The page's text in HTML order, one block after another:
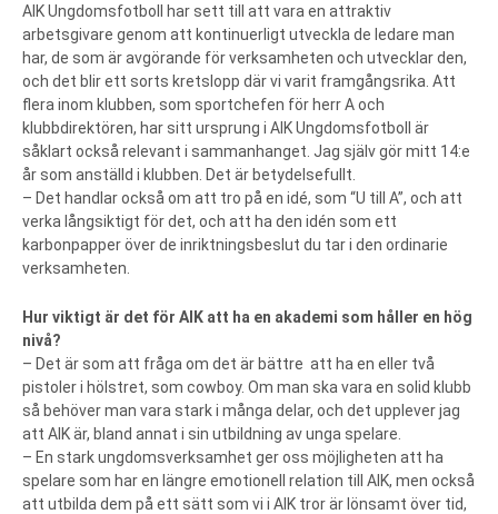
AIK Ungdomsfotboll har sett till att vara en attraktiv
arbetsgivare genom att kontinuerligt utveckla de ledare man
har, de som är avgörande för verksamheten och utvecklar den,
och det blir ett sorts kretslopp där vi varit framgångsrika. Att
flera inom klubben, som sportchefen för herr A och
klubbdirektören, har sitt ursprung i AIK Ungdomsfotboll är
såklart också relevant i sammanhanget. Jag själv gör mitt 14:e
år som anställd i klubben. Det är betydelsefullt.
– Det handlar också om att tro på en idé, som “U till A”, och att
verka långsiktigt för det, och att ha den idén som ett
karbonpapper över de inriktningsbeslut du tar i den ordinarie
verksamheten.
Hur viktigt är det för AIK att ha en akademi som håller en hög
nivå?
– Det är som att fråga om det är bättre att ha en eller två
pistoler i hölstret, som cowboy. Om man ska vara en solid klubb
så behöver man vara stark i många delar, och det upplever jag
att AIK är, bland annat i sin utbildning av unga spelare.
– En stark ungdomsverksamhet ger oss möjligheten att ha
spelare som har en längre emotionell relation till AIK, men också
att utbilda dem på ett sätt som vi i AIK tror är lönsamt över tid,